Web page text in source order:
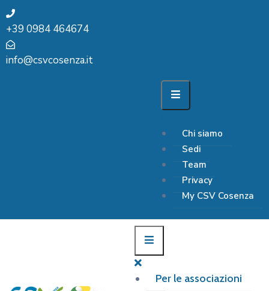
+39 0984 464674
info@csvcosenza.it
Chi siamo
Sedi
Team
Privacy
My CSV Cosenza
Per le associazioni